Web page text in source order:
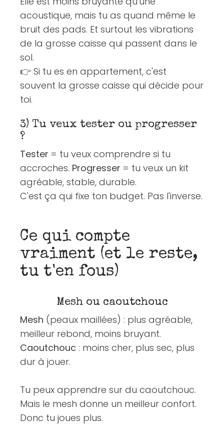
acoustique, mais tu as quand même le
bruit des pads. Et surtout les vibrations
de la grosse caisse qui passent dans le
sol.
👉 Si tu es en appartement, c'est
souvent la grosse caisse qui décide pour
toi.
3) Tu veux tester ou progresser
?
Tester = tu veux comprendre si tu
accroches. Progresser = tu veux un kit
agréable, stable, durable.
C'est ça qui fixe ton budget. Pas l'inverse.
Ce qui compte
vraiment (et le reste,
tu t'en fous)
Mesh ou caoutchouc
Mesh (peaux maillées) : plus agréable,
meilleur rebond, moins bruyant.
Caoutchouc : moins cher, plus sec, plus
dur à jouer.
Tu peux apprendre sur du caoutchouc.
Mais le mesh donne un meilleur confort.
Donc tu joues plus.